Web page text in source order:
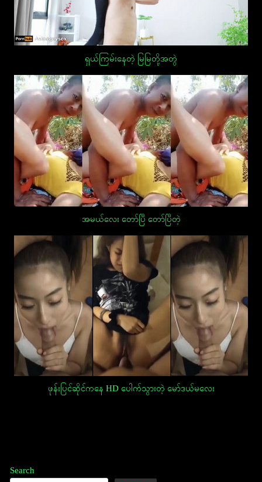
ရှယ်ကြမ်းနေတဲ့ မြမြတို့အတွဲ
အမယ်လေး တော်ပြီ တော်ပြီတဲ့
ဖုန်းပြင်ဆိုင်ကနေ HD ပေါက်သွားတဲ့ မော်ဒယ်မလေး
Search